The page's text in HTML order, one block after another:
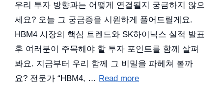
우리 투자 방향과는 어떻게 연결될지 궁금하지 않으
세요? 오늘 그 궁금증을 시원하게 풀어드릴게요.
HBM4 시장의 핵심 트렌드와 SK하이닉스 실적 발표
후 여러분이 주목해야 할 투자 포인트를 함께 살펴
봐요. 지금부터 우리 함께 그 비밀을 파헤쳐 볼까
요? 전문가 “HBM4, … Read more